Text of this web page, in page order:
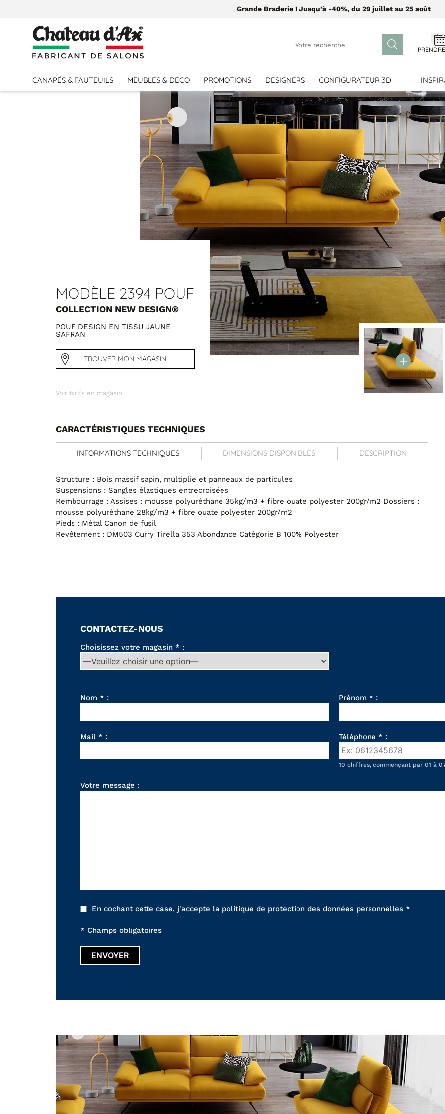
Grande Braderie ! Jusqu’à -40%, du 29 juillet au 25 août
CANAPÉS & FAUTEUILS MEUBLES & DÉCO PROMOTIONS DESIGNERS CONFIGURATEUR 3D |
MODÈLE 2394 POUF
COLLECTION NEW DESIGN®
POUF DESIGN EN TISSU JAUNE
SAFRAN
TROUVER MON MAGASIN
Voir tarifs en magasin
CARACTÉRISTIQUES TECHNIQUES
INFORMATIONS TECHNIQUES
Structure : Bois massif sapin, multiplie et panneaux de particules
Suspensions : Sangles élastiques entrecroisées
Rembourrage : Assises : mousse polyuréthane 35kg/m3 + fibre ouate polyester 200gr/m2 Dossiers :
mousse polyuréthane 28kg/m3 + fibre ouate polyester 200gr/m2
Pieds : Métal Canon de fusil
Revêtement : DM503 Curry Tirella 353 Abondance Catégorie B 100% Polyester
DIMENSIONS DISPONIBLES DESCRIPTION
CONTACTEZ-NOUS
Choisissez votre magasin * :
Nom * : Prénom * :
Mail * : Téléphone * :
10 chiffres, commençant par 01 à
Votre message :
En cochant cette case, j'accepte la politique de protection des données personnelles *
* Champs obligatoires